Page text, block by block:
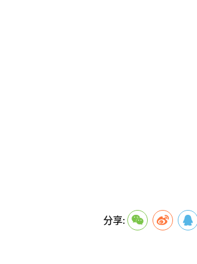
分享: